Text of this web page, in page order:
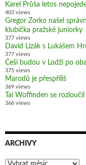
Karel Průša letos
403 views
Gregor Zorko našel
klubíčka pražské juniorky
377 views
David Lizák s Lukášem
377 views
Češi budou v Lodži po
375 views
Marodů je přespříliš
369 views
Tai Woffinden se
366 views
ARCHIVY
Archivy